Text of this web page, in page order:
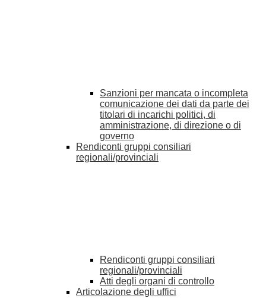
Sanzioni per mancata o incompleta
comunicazione dei dati da parte dei
titolari di incarichi politici, di
amministrazione, di direzione o di
governo
Rendiconti gruppi consiliari
regionali/provinciali
Rendiconti gruppi consiliari
regionali/provinciali
Atti degli organi di controllo
Articolazione degli uffici